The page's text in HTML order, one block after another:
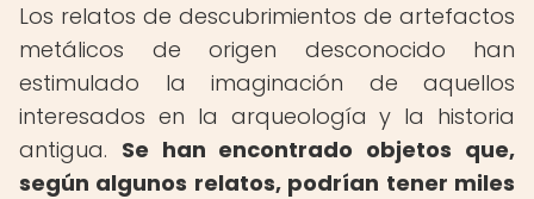
Los relatos de descubrimientos de artefactos
metálicos de origen desconocido han
estimulado la imaginación de aquellos
interesados en la arqueología y la historia
antigua. Se han encontrado objetos que,
según algunos relatos, podrían tener miles